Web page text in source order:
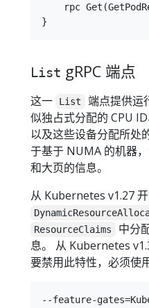
rpc
List gRPC 端点
这一 List
端点提供运
似独占式分配的 CPU
以及这些设备分配所处
于基于 NUMA 的机器
和大页的信息。
从 Kubernetes v1.27 开
ResourceClaims
中分
息。 从 Kubernetes
要禁用此特性，必须使